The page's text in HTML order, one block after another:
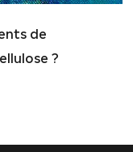
de
?